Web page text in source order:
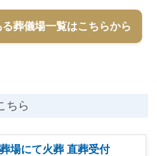
葬儀場一覧はこちらから
ちら
場にて火葬 直葬受付